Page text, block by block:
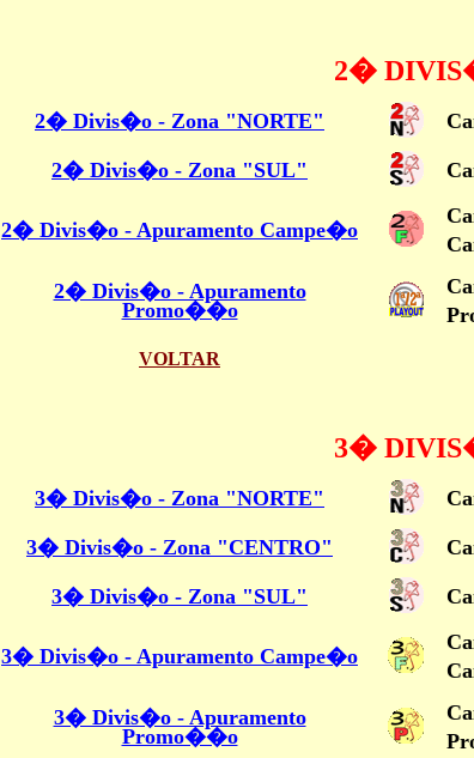
2�
2� Divis�o - Zona "NORTE"
2� Divis�o - Zona "SUL"
2� Divis�o - Apuramento Campe�o
2� Divis�o - Apuramento
Promo��o
VOLTAR
3�
3� Divis�o - Zona "NORTE"
3� Divis�o - Zona "CENTRO"
3� Divis�o - Zona "SUL"
3� Divis�o - Apuramento Campe�o
3� Divis�o - Apuramento
Promo��o